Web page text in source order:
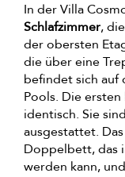
In der Villa
Schlafzimmer,
der obersten
die über eine
befindet sich auf
Pools. Die
identisch. Sie
ausgestattet.
Doppelbett, das
werden kann,